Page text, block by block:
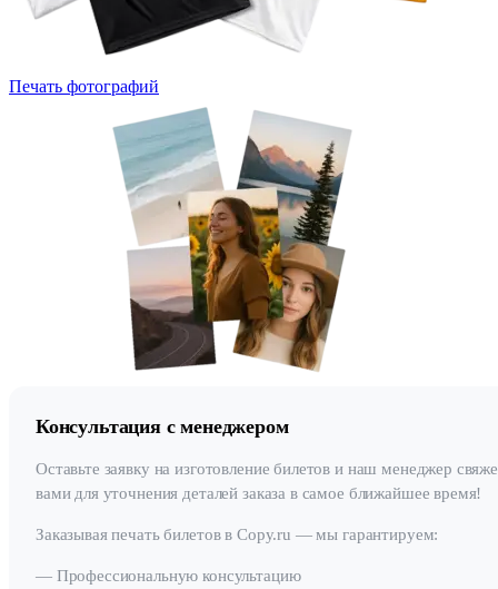
Печать фотографий
Консультация с менеджером
Оставьте заявку на изготовление билетов и наш менеджер
вами для уточнения деталей заказа в самое ближайшее время!
Заказывая печать билетов в Copy.ru — мы гарантируем:
— Профессиональную консультацию